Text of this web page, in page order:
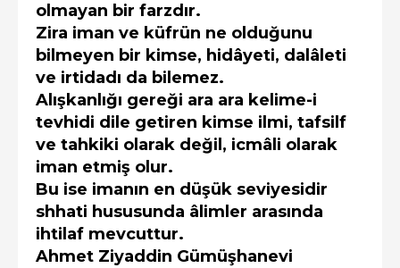
olmayan bir farzdır.
Zira iman ve küfrün ne olduğunu
bilmeyen bir kimse, hidâyeti, dalâleti
ve irtidadı da bilemez.
Alışkanlığı gereği ara ara kelime-i
tevhidi dile getiren kimse ilmi, tafsilf
ve tahkiki olarak değil, icmâli olarak
iman etmiş olur.
Bu ise imanın en düşük seviyesidir
shhati hususunda âlimler arasında
ihtilaf mevcuttur.
Ahmet Ziyaddin Gümüşhanevi